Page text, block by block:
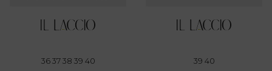
36 37 38 39 40 39 40